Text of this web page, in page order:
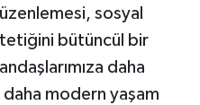
sosyal
bütüncül bir
daha
modern yaşam